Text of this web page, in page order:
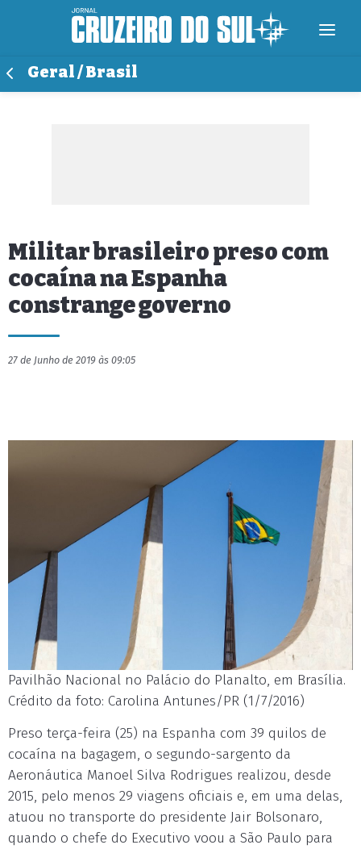
Geral / Brasil
Militar brasileiro preso com
cocaína na Espanha
constrange governo
27 de Junho de 2019 às 09:05
Pavilhão Nacional no Palácio do Planalto, em Brasília.
Crédito da foto: Carolina Antunes/PR (1/7/2016)
Preso terça-feira (25) na Espanha com 39 quilos de
cocaína na bagagem, o segundo-sargento da
Aeronáutica Manoel Silva Rodrigues realizou, desde
2015, pelo menos 29 viagens oficiais e, em uma delas,
atuou no transporte do presidente Jair Bolsonaro,
quando o chefe do Executivo voou a São Paulo para